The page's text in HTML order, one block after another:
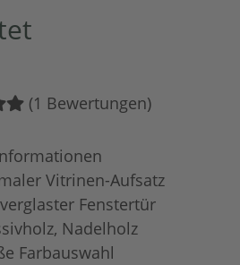
(1 Bewertungen)
Vitrinen-Aufsatz
Fenstertür
Nadelholz
Farbauswahl